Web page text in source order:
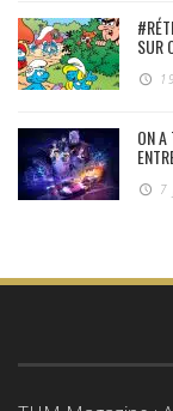
SUR
ON A
7